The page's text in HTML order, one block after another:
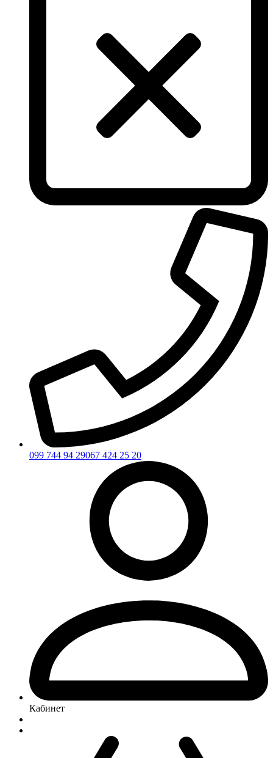
099 744 94 29067 424 25 20
Кабинет